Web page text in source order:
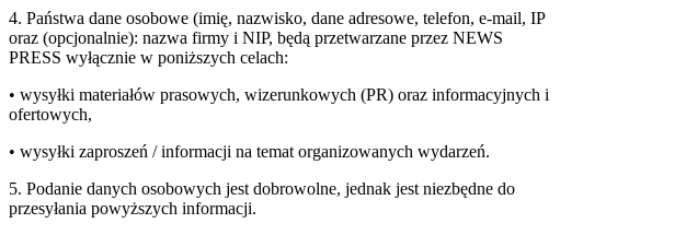
4. Państwa dane osobowe (imię, nazwisko, dane adresowe, telefon, e-mail, IP
oraz (opcjonalnie): nazwa firmy i NIP, będą przetwarzane przez NEWS
PRESS wyłącznie w poniższych celach:
• wysyłki materiałów prasowych, wizerunkowych (PR) oraz informacyjnych i
ofertowych,
• wysyłki zaproszeń / informacji na temat organizowanych wydarzeń.
5. Podanie danych osobowych jest dobrowolne, jednak jest niezbędne do
przesyłania powyższych informacji.